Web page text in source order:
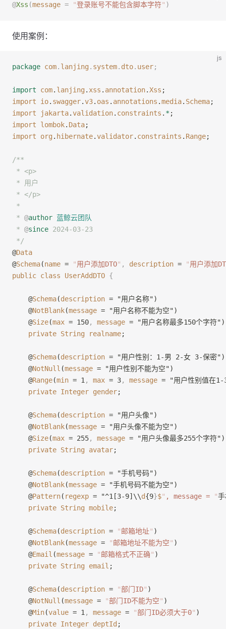
@Xss (message = "登录账号不能包含脚本字符" )
使用案例：
js
package com. lanjing . system. dto. user;
import com. lanjing . xss . annotation.Xss ;
import io. swagger.v3. oas . annotations .media. Schema;
import jakarta.validation. constraints . * ;
import lombok. Data;
import org . hibernate.validator. constraints . Range;
/**
* <p>
* 用户
* </p>
*
* @author 蓝鲸云团队
* @since 2024-03-23
*/
@Data
@Schema(name = "用户添加DTO" , description = "用户添加
public class UserAddDTO {
    @
Schema(description = "用户名称")
    @
NotBlank(message = "用户名称不能为空")
    @
Size(max = 150, message = "用户名称最多150个字符")
    private
String realname;
    @
Schema(description = "用户性别：1-男 2-女 3-保密")
    @
NotNull (message = "用户性别不能为空")
    @
Range(min = 1 , max = 3, message = "用户性别值在
    private
Integer gender;
    @
Schema(description = "用户头像")
    @
NotBlank(message = "用户头像不能为空")
    @
Size(max = 255, message = "用户头像最多255个字符")
    private
String avatar;
    @
Schema(description = "手机号码")
    @
NotBlank(message = "手机号码不能为空")
    @
Pattern( regexp = "^1[3-9]\\d{9}$" , message = "
    private
String mobile;
    @
Schema(description = "邮箱地址" )
    @
NotBlank(message = "邮箱地址不能为空" )
    @
Email (message = "邮箱格式不正确" )
    private
String email ;
    @
Schema(description = "部门ID" )
    @
NotNull (message = "部门ID不能为空" )
    @
Min(value = 1 , message = "部门ID必须大于0" )
    private
Integer deptId ;